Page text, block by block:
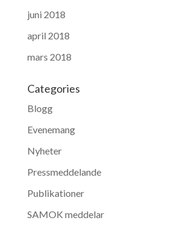
juni 2018
april 2018
mars 2018
Categories
Blogg
Evenemang
Nyheter
Pressmeddelande
Publikationer
SAMOK meddelar